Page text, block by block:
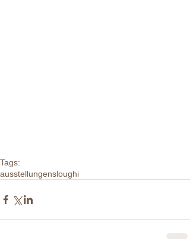
Tags:
ausstellungensloughi